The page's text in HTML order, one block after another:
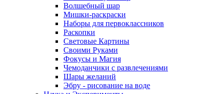
Волшебный шар
Мишки-раскраски
Наборы для первоклассников
Раскопки
Световые Картины
Своими Руками
Фокусы и Магия
Чемоданчики с развлечениями
Шары желаний
Эбру - рисование на воде